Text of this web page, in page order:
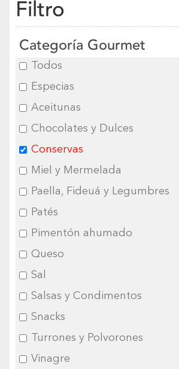
Filtro
Categoría Gourmet
Todos
Especias
Aceitunas
Chocolates y Dulces
Conservas
Miel y Mermelada
Paella, Fideuá y Legumbres
Patés
Pimentón ahumado
Queso
Sal
Salsas y Condimentos
Snacks
Turrones y Polvorones
Vinagre